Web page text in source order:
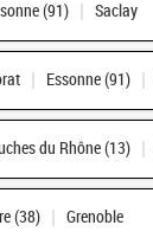
(91) Saclay
Essonne (91)
du Rhône (13)
(38) Grenoble